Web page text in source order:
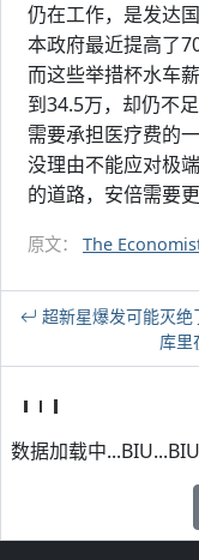
仍在工作，是发达
本政府最近提高了
而这些举措杯水车
到34.5万，却仍不
需要承担医疗费的
没理由不能应对极
的道路，安倍需要
原文： The
超新星爆发可能灭
库里
数据加载中